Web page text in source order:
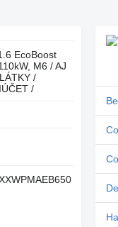
EcoBoost
M6 / AJ
/
/